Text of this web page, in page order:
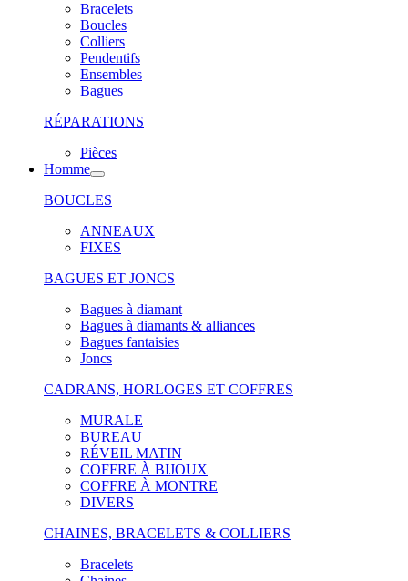
Bracelets
Boucles
Colliers
Pendentifs
Ensembles
Bagues
RÉPARATIONS
Pièces
Homme
BOUCLES
ANNEAUX
FIXES
BAGUES ET JONCS
Bagues à diamant
Bagues à diamants & alliances
Bagues fantaisies
Joncs
CADRANS, HORLOGES ET COFFRES
MURALE
BUREAU
RÉVEIL MATIN
COFFRE À BIJOUX
COFFRE À MONTRE
DIVERS
CHAINES, BRACELETS & COLLIERS
Bracelets